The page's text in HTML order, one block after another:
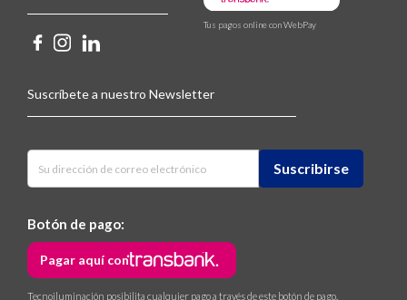
Tus pagos online con WebPay
Suscríbete a nuestro Newsletter
Botón de pago:
Pagar aquí con
Tecnoiluminación posibilita cualquier pago a través de este botón de pago.